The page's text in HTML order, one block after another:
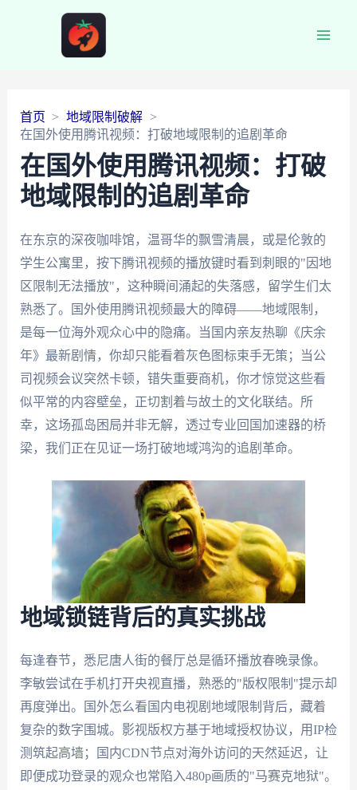
首页
地域限制破解
在国外使用腾讯视频：打破地域限制的追剧革命
在国外使用腾讯视频：打破
地域限制的追剧革命
在东京的深夜咖啡馆，温哥华的飘雪清晨，或是伦敦的
学生公寓里，按下腾讯视频的播放键时看到刺眼的"因地
区限制无法播放"，这种瞬间涌起的失落感，留学生们太
熟悉了。国外使用腾讯视频最大的障碍——地域限制，
是每一位海外观众心中的隐痛。当国内亲友热聊《庆余
年》最新剧情，你却只能看着灰色图标束手无策；当公
司视频会议突然卡顿，错失重要商机，你才惊觉这些看
似平常的内容壁垒，正切割着与故土的文化联结。所
幸，这场孤岛困局并非无解，透过专业回国加速器的桥
梁，我们正在见证一场打破地域鸿沟的追剧革命。
地域锁链背后的真实挑战
每逢春节，悉尼唐人街的餐厅总是循环播放春晚录像。
李敏尝试在手机打开央视直播，熟悉的"版权限制"提示却
再度弹出。国外怎么看国内电视剧地域限制背后，藏着
复杂的数字围城。影视版权方基于地域授权协议，用IP检
测筑起高墙；国内CDN节点对海外访问的天然延迟，让
即便成功登录的观众也常陷入480p画质的"马赛克地狱"。